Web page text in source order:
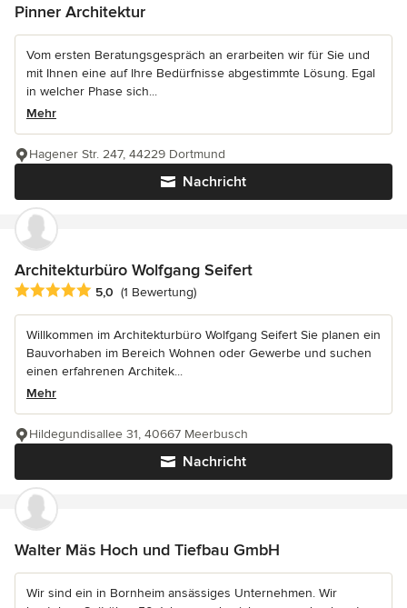
Pinner Architektur
Vom ersten Beratungsgespräch an erarbeiten wir für Sie und
mit Ihnen eine auf Ihre Bedürfnisse abgestimmte Lösung. Egal
in welcher Phase sich...
Mehr
Nachricht
Hagener Str. 247, 44229 Dortmund
Architekturbüro Wolfgang Seifert
Durchschnittliche Bewertung: 5 von 5 Sternen
5,0 (1 Bewertung)
Willkommen im Architekturbüro Wolfgang Seifert Sie planen ein
Bauvorhaben im Bereich Wohnen oder Gewerbe und suchen
einen erfahrenen Architek...
Mehr
Nachricht
Hildegundisallee 31, 40667 Meerbusch
Walter Mäs Hoch und Tiefbau GmbH
Wir sind ein in Bornheim ansässiges Unternehmen. Wir